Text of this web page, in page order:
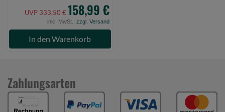
UVP 333,50 € 158,99 €
inkl. MwSt., zzgl. Versand
In den Warenkorb
Zahlungsarten